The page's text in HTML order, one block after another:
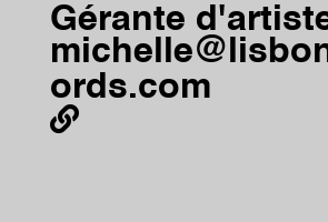
Gérante
ords.com
